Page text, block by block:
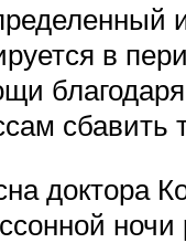
в
сбавить
доктора
ночи